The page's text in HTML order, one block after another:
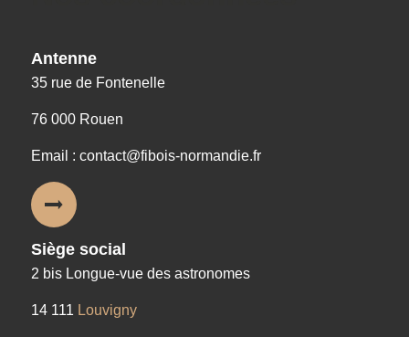
Antenne
35 rue de Fontenelle
76 000 Rouen
Email : contact@fibois-normandie.fr
Siège social
2 bis Longue-vue des astronomes
14 111 Louvigny